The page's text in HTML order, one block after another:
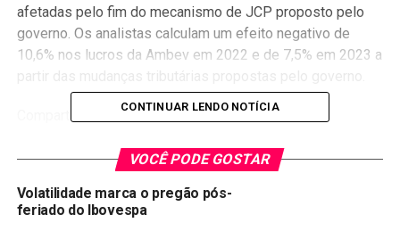
afetadas pelo fim do mecanismo de JCP proposto pelo
governo. Os analistas calculam um efeito negativo de
10,6% nos lucros da Ambev em 2022 e de 7,5% em 2023 a
Compartilhar:
Copy
Link
WhatsApp
Twitter
Facebook
Reddit
Email
TÓPICOS RELACIONADOS:
CONTINUAR LENDO NOTÍCIA
VOCÊ PODE GOSTAR
Volatilidade marca o pregão pós-
feriado do Ibovespa